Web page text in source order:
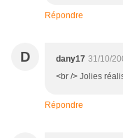
Répondre
D dany17 31/10/
<br /> Jolies
Répondre